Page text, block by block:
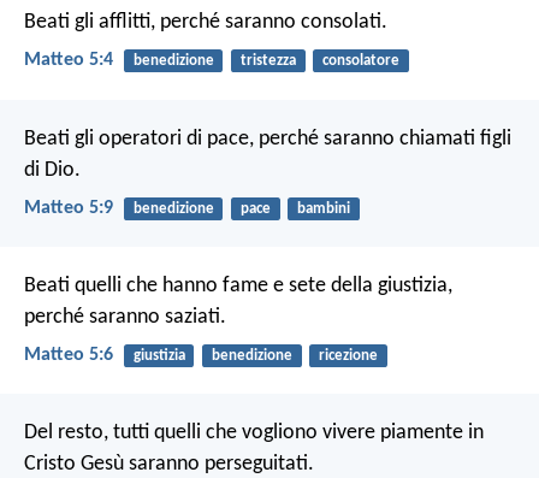
Beati gli afflitti, perché saranno consolati.
Matteo 5:4 benedizione tristezza consolatore
Beati gli operatori di pace, perché saranno chiamati figli
di Dio.
Matteo 5:9 benedizione pace bambini
Beati quelli che hanno fame e sete della giustizia,
perché saranno saziati.
Matteo 5:6 giustizia benedizione ricezione
Del resto, tutti quelli che vogliono vivere piamente in
Cristo Gesù saranno perseguitati.